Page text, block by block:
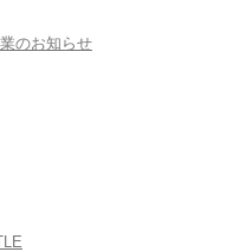
のお知らせ